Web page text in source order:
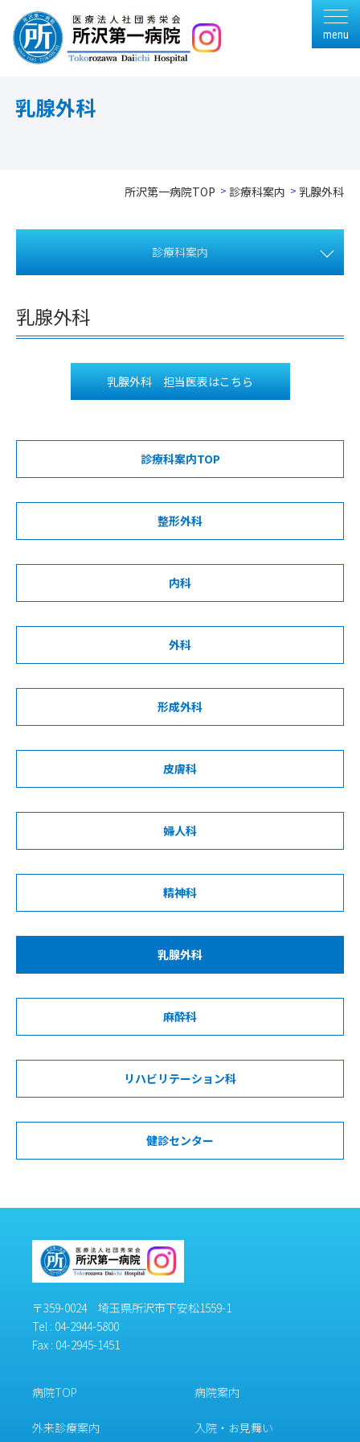
menu
乳腺外科
所沢第一病院TOP 診療科案内 乳腺外科
診療科案内
乳腺外科
乳腺外科 担当医表はこちら
診療科案内TOP
整形外科
内科
外科
形成外科
皮膚科
婦人科
精神科
乳腺外科
麻酔科
リハビリテーション科
健診センター
〒359-0024 埼玉県所沢市下安松1559-1
Tel : 04-2944-5800
Fax : 04-2945-1451
病院TOP 病院案内
外来診療案内 入院・お見舞い